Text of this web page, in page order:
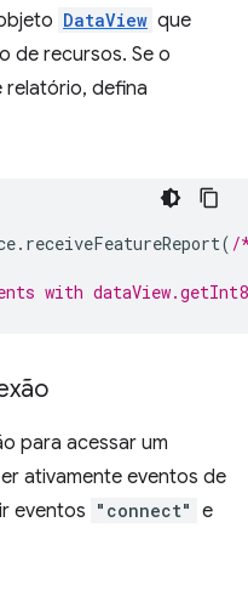
DataView que
de recursos. Se o
relatório, defina
. receiveFeatureReport( /
with
para acessar um
ativamente eventos de
eventos "connect" e